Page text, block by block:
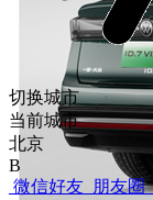
切换城市
当前城市
北京
B
微信好友 朋友圈